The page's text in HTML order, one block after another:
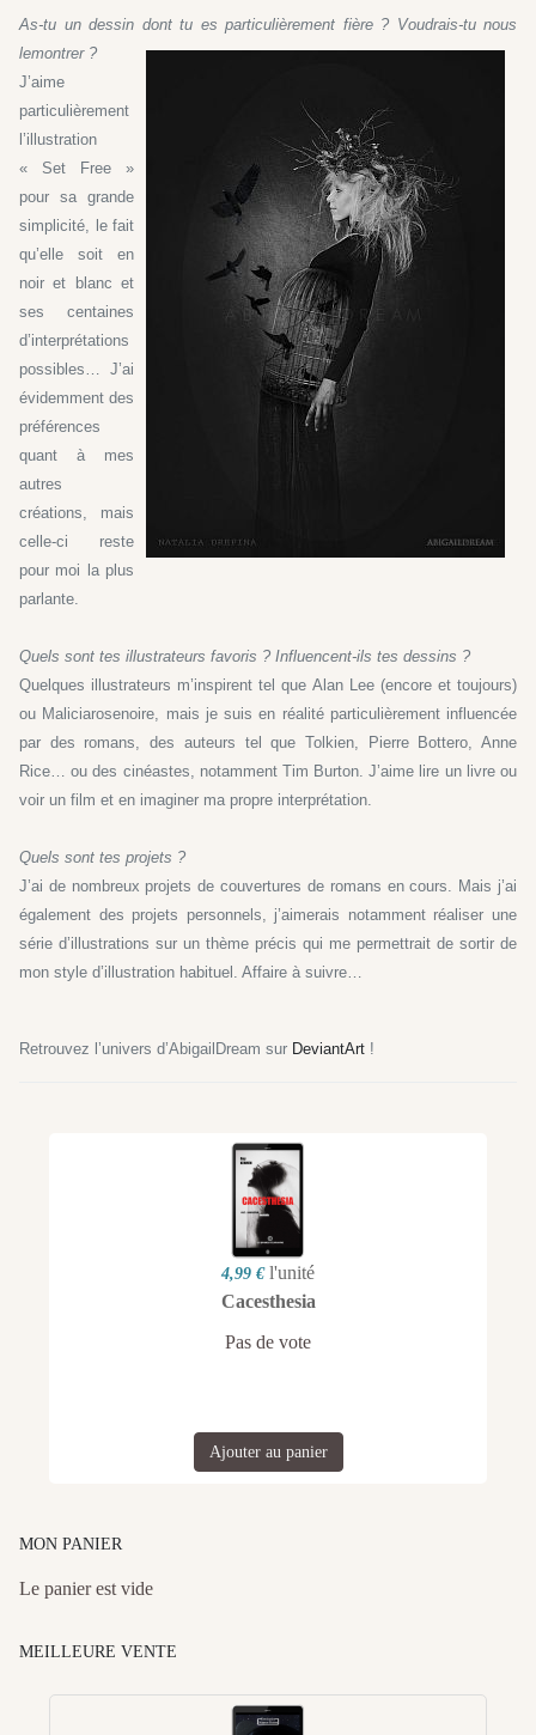
As-tu un dessin dont tu es particulièrement fière ? Voudrais-tu nous
lemontrer ?
J’aime
particulièrement
l’illustration
« Set Free »
pour sa grande
simplicité, le fait
qu’elle soit en
noir et blanc et
ses centaines
d’interprétations
possibles… J’ai
évidemment des
préférences
quant à mes
autres
créations, mais
celle-ci reste
pour moi la plus
parlante.
Quels sont tes illustrateurs favoris ? Influencent-ils tes dessins ?
Quelques illustrateurs m’inspirent tel que Alan Lee (encore et toujours)
ou Maliciarosenoire, mais je suis en réalité particulièrement influencée
par des romans, des auteurs tel que Tolkien, Pierre Bottero, Anne
Rice… ou des cinéastes, notamment Tim Burton. J’aime lire un livre ou
voir un film et en imaginer ma propre interprétation.
Quels sont tes projets ?
J’ai de nombreux projets de couvertures de romans en cours. Mais j’ai
également des projets personnels, j’aimerais notamment réaliser une
série d’illustrations sur un thème précis qui me permettrait de sortir de
mon style d’illustration habituel. Affaire à suivre…
Retrouvez l’univers d’AbigailDream sur DeviantArt !
4,99 € l'unité
Cacesthesia
Pas de vote
Ajouter au panier
MON PANIER
Le panier est vide
MEILLEURE VENTE